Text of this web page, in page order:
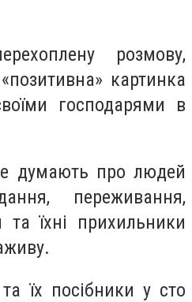
розмову,
картинка
господарями в
думають про людей
переживання,
їхні прихильники
їх посібники у сто